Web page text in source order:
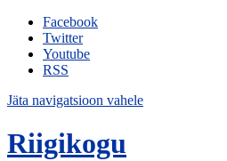
Facebook
Twitter
Youtube
RSS
Jäta navigatsioon vahele
Riigikogu